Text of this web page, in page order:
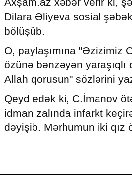
Axşam.az xəbər verir ki,
Dilara Əliyeva sosial
bölüşüb.
O, paylaşımına "Əzizimiz
özünə bənzəyən yaraşıqlı
Allah qorusun" sözlərini
Qeyd edək ki, C.İmanov
idman zalında infarkt
dəyişib. Mərhumun iki qız